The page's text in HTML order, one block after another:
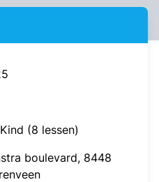
(8 lessen)
boulevard, 8448